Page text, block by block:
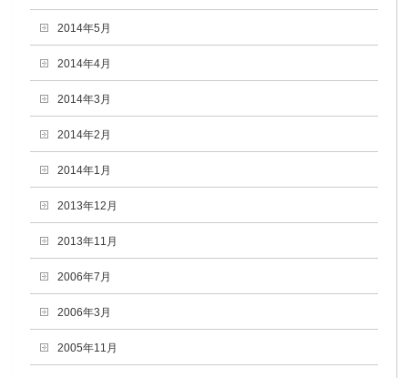
2014年5月
2014年4月
2014年3月
2014年2月
2014年1月
2013年12月
2013年11月
2006年7月
2006年3月
2005年11月